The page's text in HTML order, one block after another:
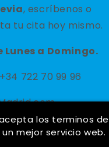
, escríbenos o
tu cita hoy mismo.
a Domingo.
722 70 99 96
los terminos de
mejor servicio web.